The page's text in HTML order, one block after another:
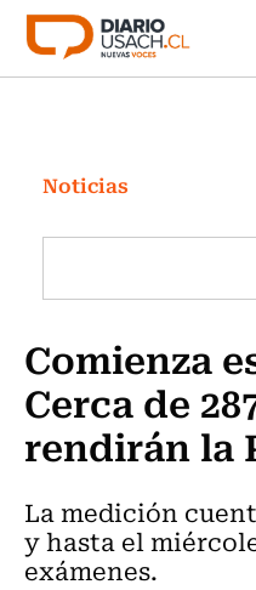
Click acá para ir
Investigación
Cultura
Programas Radio y
Noticias
Comienza
Cerca de
rendirán la
La medición
y hasta el
exámenes.